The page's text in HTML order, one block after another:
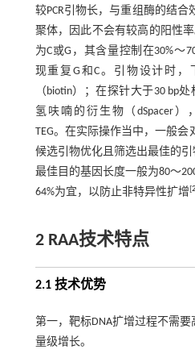
较PCR引物长，与重组酶的结
聚体，因此不会有较高的阳性率
为C或G，其含量控制在30%～
现重复G和C。引物设计时，
（biotin）；在探针大于30 bp
氢呋喃的衍生物（dSpacer）
TEG。在实际操作当中，一般
候选引物优化且筛选出最佳的引
最佳目的基因长度一般为80～
64%为宜，以防止非特异性扩增[2
2 RAA技术特点
2.1 技术优势
第一，靶标DNA扩增过程不需
量级增长。